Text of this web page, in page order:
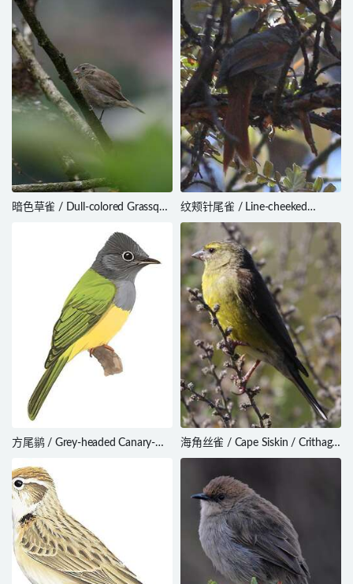
暗色草雀 / Dull-colored Grassquit
纹颊针尾雀 / Line-cheeked
Spinetail / Cranioleuca antisiensis
方尾鹟 / Grey-headed Canary-
海角丝雀 / Cape Siskin / Crithagra
totta